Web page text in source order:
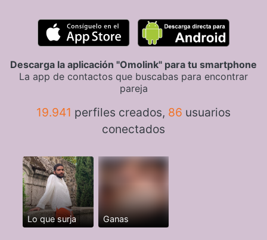
Descarga la aplicación "Omolink" para tu smartphone
La app de contactos que buscabas para encontrar
pareja
19.941 perfiles creados, 86 usuarios
conectados
Lo que surja Ganas